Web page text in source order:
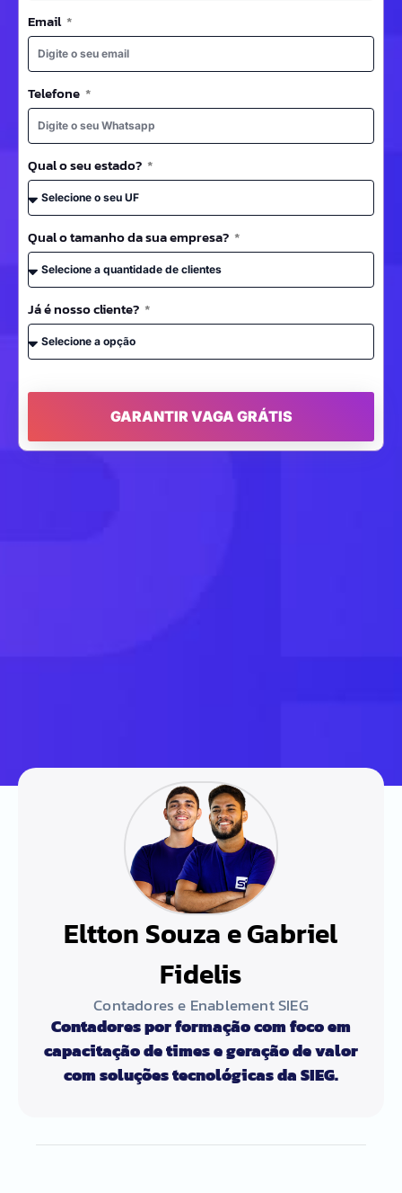
Email
Telefone
Qual o seu estado?
Qual o tamanho da sua empresa?
Já é nosso cliente?
GARANTIR VAGA GRÁTIS
Eltton Souza e Gabriel
Fidelis
Contadores e Enablement SIEG
Contadores por formação com foco em
capacitação de times e geração de valor
com soluções tecnológicas da SIEG.